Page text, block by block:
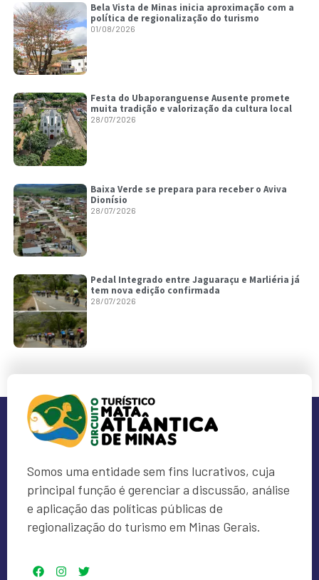
Bela Vista de Minas inicia aproximação com a
política de regionalização do turismo
01/08/2026
Festa do Ubaporanguense Ausente promete
muita tradição e valorização da cultura local
28/07/2026
Baixa Verde se prepara para receber o Aviva
Dionísio
28/07/2026
Pedal Integrado entre Jaguaraçu e Marliéria já
tem nova edição confirmada
28/07/2026
Somos uma entidade sem fins lucrativos, cuja
principal função é gerenciar a discussão, análise
e aplicação das políticas públicas de
regionalização do turismo em Minas Gerais.